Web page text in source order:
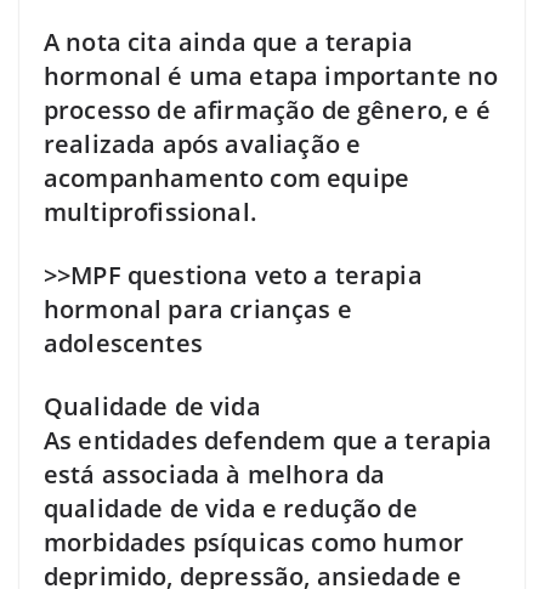
A nota cita ainda que a terapia
hormonal é uma etapa importante no
processo de afirmação de gênero, e é
realizada após avaliação e
acompanhamento com equipe
multiprofissional.
>>MPF questiona veto a terapia
hormonal para crianças e
adolescentes
Qualidade de vida
As entidades defendem que a terapia
está associada à melhora da
qualidade de vida e redução de
morbidades psíquicas como humor
deprimido, depressão, ansiedade e